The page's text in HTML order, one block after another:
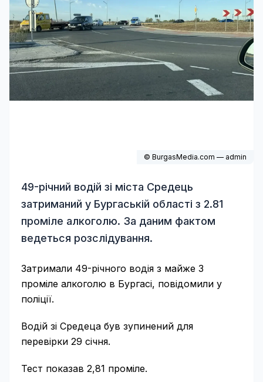
© BurgasMedia.com — admin
49-річний водій зі міста Средець
затриманий у Бургаській області з 2.81
проміле алкоголю. За даним фактом
ведеться розслідування.
Затримали 49-річного водія з майже 3
проміле алкоголю в Бургасі, повідомили у
поліції.
Водій зі Средеца був зупинений для
перевірки 29 січня.
Тест показав 2,81 проміле.